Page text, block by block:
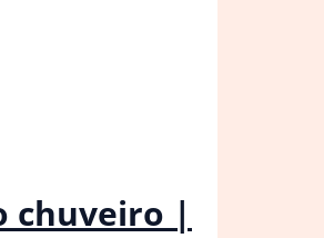
chuveiro |